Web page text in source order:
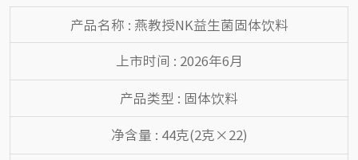
产品名称 : 燕教授NK益生菌固体饮料
上市时间 : 2026年6月
产品类型 : 固体饮料
净含量 : 44克(2克×22)